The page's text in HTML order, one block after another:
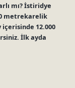
mı? İstiridye
metrekarelik
içerisinde 12.000
İlk ayda